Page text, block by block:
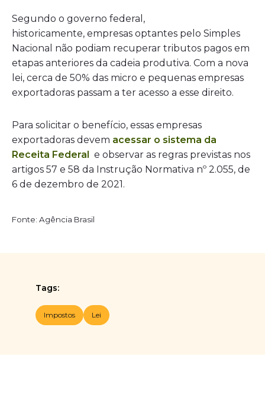
Segundo o governo federal,
historicamente, empresas optantes pelo Simples
Nacional não podiam recuperar tributos pagos em
etapas anteriores da cadeia produtiva. Com a nova
lei, cerca de 50% das micro e pequenas empresas
exportadoras passam a ter acesso a esse direito.
Para solicitar o benefício, essas empresas
exportadoras devem acessar o sistema da
Receita Federal
e observar as regras previstas nos
artigos 57 e 58 da Instrução Normativa nº 2.055, de
6 de dezembro de 2021.
Fonte: Agência Brasil
Tags:
Impostos Lei